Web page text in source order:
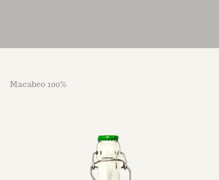
Macabeo 100%